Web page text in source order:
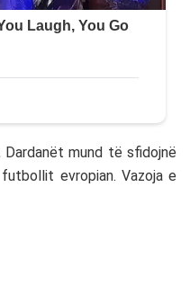
Dardanët mund të sfidojnë
evropian. Vazoja e